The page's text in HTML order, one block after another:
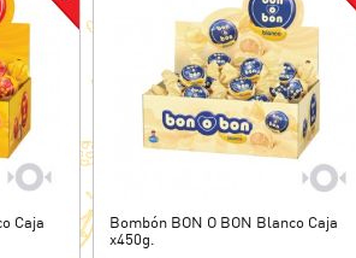
Caja
Bombón BON O BON Blanco Caja
x450g.